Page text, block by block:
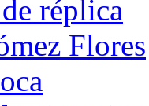
réplica
Flores